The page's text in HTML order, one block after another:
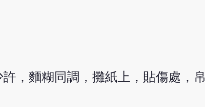
，麵糊同調，攤紙上，貼傷處，帛